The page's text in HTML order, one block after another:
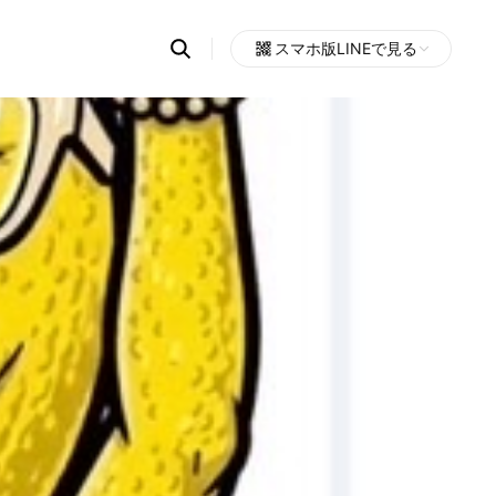
Search
OpenChats
messages
search
area
スマホ版LINEで見る